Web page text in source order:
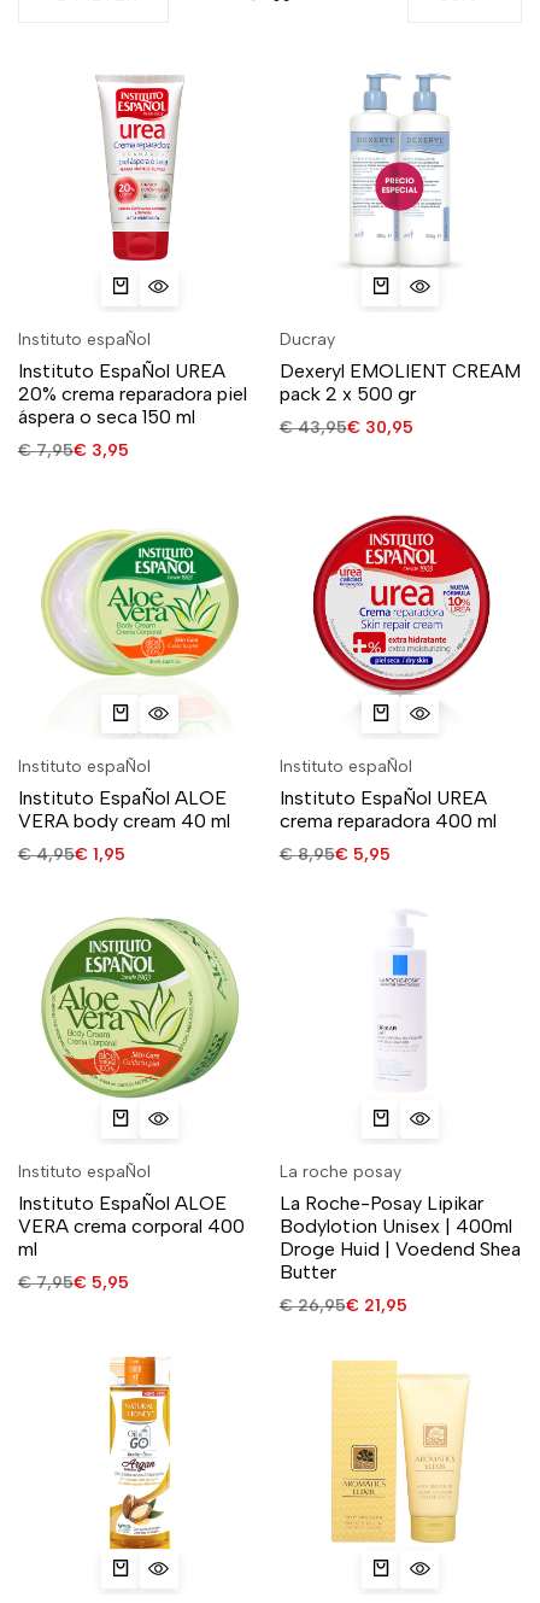
Instituto espaÑol
Instituto EspaÑol UREA
20% crema reparadora piel
áspera o seca 150 ml
€7,95€ 3,95
Ducray
Dexeryl EMOLIENT CREAM
pack 2 x 500 gr
€43,95€30,95
Instituto espaÑol
Instituto EspaÑol ALOE
VERA body cream 40 ml
€4,95€ 1,95
Instituto espaÑol
Instituto EspaÑol UREA
crema reparadora 400 ml
€8,95€5,95
Instituto espaÑol
Instituto EspaÑol ALOE
VERA crema corporal 400
ml
€7,95€ 5,95
La roche posay
La Roche-Posay Lipikar
Bodylotion Unisex | 400ml
Droge Huid | Voedend Shea
Butter
€26,95€21,95